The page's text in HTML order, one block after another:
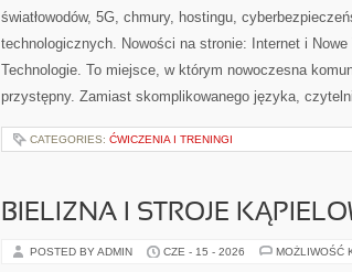
światłowodów, 5G, chmury, hostingu,
technologicznych. Nowości na stronie: Internet i
Technologie. To miejsce, w którym nowoczesna
przystępny. Zamiast skomplikowanego języka,
CATEGORIES: ĆWICZENIA I TRENINGI
BIELIZNA I STROJE
POSTED BY ADMIN CZE - 15 - 2026 MOŻLIWOŚĆ